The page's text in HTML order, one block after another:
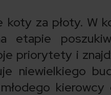
koty za płoty. W
priorytety i
niewielkiego